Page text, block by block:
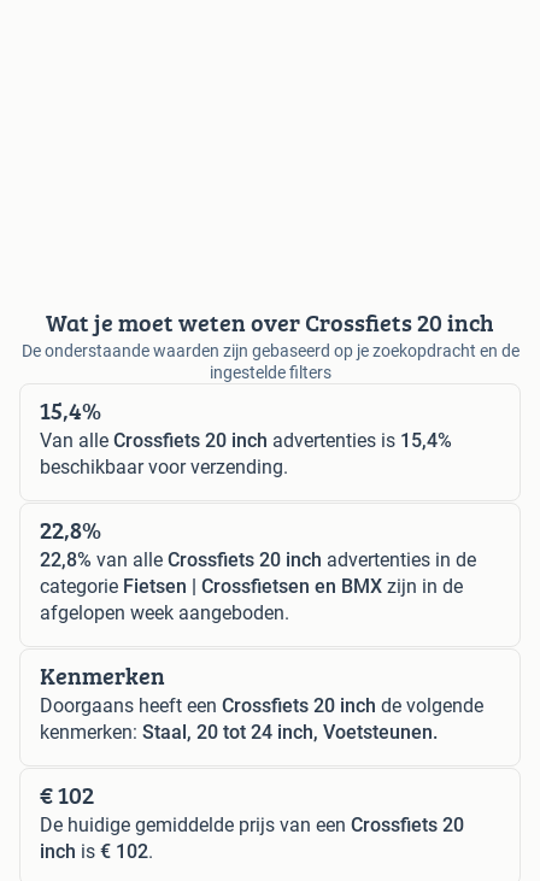
Wat je moet weten over Crossfiets 20 inch
De onderstaande waarden zijn gebaseerd op je zoekopdracht en de
ingestelde filters
15,4%
Van alle Crossfiets 20 inch advertenties is 15,4%
beschikbaar voor verzending.
22,8%
22,8% van alle Crossfiets 20 inch advertenties in de
categorie Fietsen | Crossfietsen en BMX zijn in de
afgelopen week aangeboden.
Kenmerken
Doorgaans heeft een Crossfiets 20 inch de volgende
kenmerken: Staal, 20 tot 24 inch, Voetsteunen.
€ 102
De huidige gemiddelde prijs van een Crossfiets 20
inch is € 102.